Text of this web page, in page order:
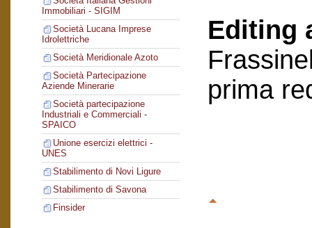
Immobiliari - SIGIM
Società Lucana Imprese
Idrolettriche
Società Meridionale Azoto
Società Partecipazione
Aziende Minerarie
Società partecipazione
Industriali e Commerciali -
SPAICO
Unione esercizi elettrici -
UNES
Stabilimento di Novi Ligure
Stabilimento di Savona
Finsider
Editing
prima